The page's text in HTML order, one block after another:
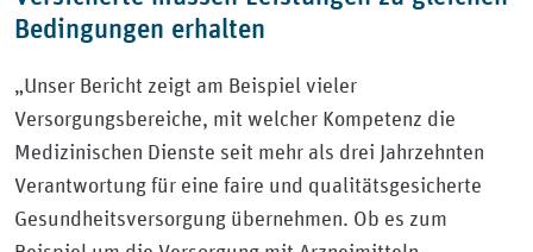
Bedingungen erhalten
„Unser Bericht zeigt am Beispiel vieler
Versorgungsbereiche, mit welcher Kompetenz die
Medizinischen Dienste seit mehr als drei Jahrzehnten
Verantwortung für eine faire und qualitätsgesicherte
Gesundheitsversorgung übernehmen. Ob es zum